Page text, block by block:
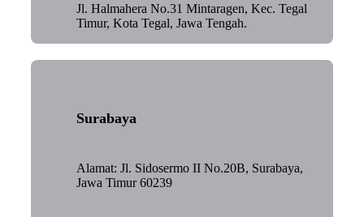
Jl. Halmahera No.31 Mintaragen, Kec. Tegal
Timur, Kota Tegal, Jawa Tengah.
Surabaya
Alamat: Jl. Sidosermo II No.20B, Surabaya,
Jawa Timur 60239